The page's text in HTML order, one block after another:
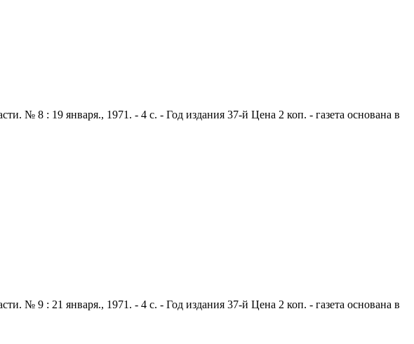
№ 8 : 19 января., 1971. - 4 с. - Год издания 37-й Цена 2 коп. - газета основана в
№ 9 : 21 января., 1971. - 4 с. - Год издания 37-й Цена 2 коп. - газета основана в